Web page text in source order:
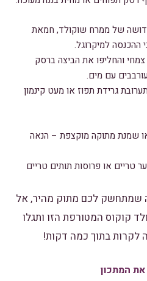
של ממרח שוקולד, חמאת
ההכנסה למיקרוגל.
והחליפו את הביצה ברסק
עם מים.
גרידת תפוז או מעט קינמון
שמנת מתוקה מוקצפת – הנאה
טריים או פרוסות תותים טריים
שמתחשק לכם מתוק מהיר, אל
קוקוס המטורפת הזו ותגלו
לקרות בתוך כמה דקות!
המתכון